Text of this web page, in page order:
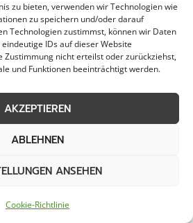
zu bieten, verwenden wir Technologien wie
zu speichern und/oder darauf
Technologien zustimmst, können wir Daten
IDs auf dieser Website
Zustimmung nicht erteilst oder zurückziehst,
und Funktionen beeinträchtigt werden.
AKZEPTIEREN
ABLEHNEN
ANSEHEN
Cookie-Richtlinie
Erkrath
in
Räumung von
öffentlichen Flächen in
in
öffentlichen Flächen in
in
öffentlichen Flächen in